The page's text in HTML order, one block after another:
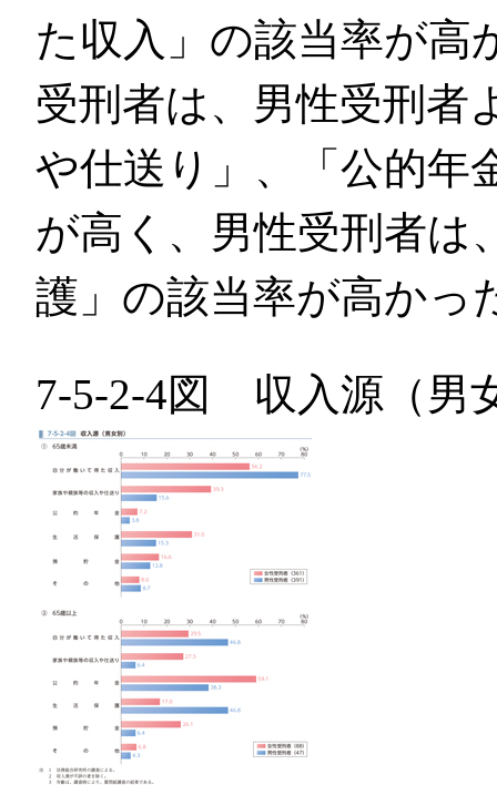
た収入」の該当率が高
受刑者は、男性受刑者
や仕送り」、「公的年
が高く、男性受刑者は
護」の該当率が高かっ
7-5-2-4図 収入源（男